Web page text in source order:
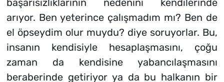
başarısızlıklarının nedenini kendilerinde
arıyor. Ben yeterince çalışmadım mı? Ben de
el öpseydim olur muydu? diye soruyorlar. Bu,
insanın kendisiyle hesaplaşmasını, çoğu
zaman da kendisine yabancılaşmasını
beraberinde getiriyor ya da bu halkanın bir